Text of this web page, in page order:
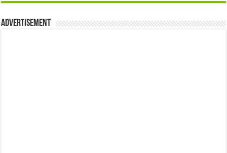
Advertisement